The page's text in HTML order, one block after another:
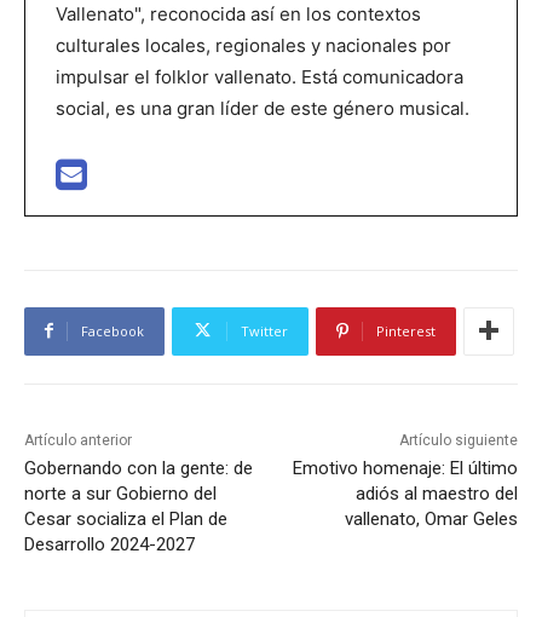
Vallenato", reconocida así en los contextos
culturales locales, regionales y nacionales por
impulsar el folklor vallenato. Está comunicadora
social, es una gran líder de este género musical.
Facebook Twitter Pinterest
Artículo anterior
Gobernando con la gente: de
norte a sur Gobierno del
Cesar socializa el Plan de
Desarrollo 2024-2027
Artículo siguiente
Emotivo homenaje: El último
adiós al maestro del
vallenato, Omar Geles